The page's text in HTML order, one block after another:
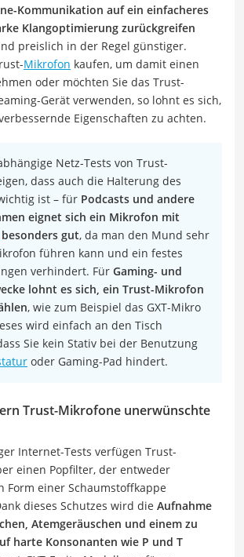
Kommunikation auf ein einfacheres
Klangoptimierung zurückgreifen
preislich in der Regel günstiger.
Mikrofon kaufen, um damit einen
oder möchten Sie das Trust-
Gerät verwenden, so lohnt es sich,
Eigenschaften zu achten.
Netz-Tests von Trust-
dass auch die Halterung des
ist – für Podcasts und andere
eignet sich ein Mikrofon mit
besonders gut, da man den Mund sehr
führen kann und ein festes
verhindert. Für Gaming- und
lohnt es sich, ein Trust-Mikrofon
, wie zum Beispiel das GXT-Mikro
wird einfach an den Tisch
Sie kein Stativ bei der Benutzung
oder Gaming-Pad hindert.
Trust-Mikrofone unerwünschte
Internet-Tests verfügen Trust-
einen Popfilter, der entweder
Form einer Schaumstoffkappe
dieses Schutzes wird die Aufnahme
Atemgeräuschen und einem zu
harte Konsonanten wie P und T